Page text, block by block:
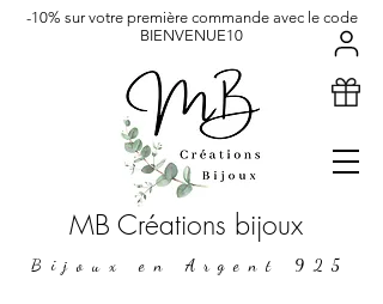
MB Créations bijoux
Bijoux en Argent 925
-10% sur votre première commande avec le code
BIENVENUE10